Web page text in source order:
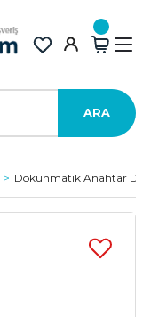
ARA
Dokunmatik Anahtar